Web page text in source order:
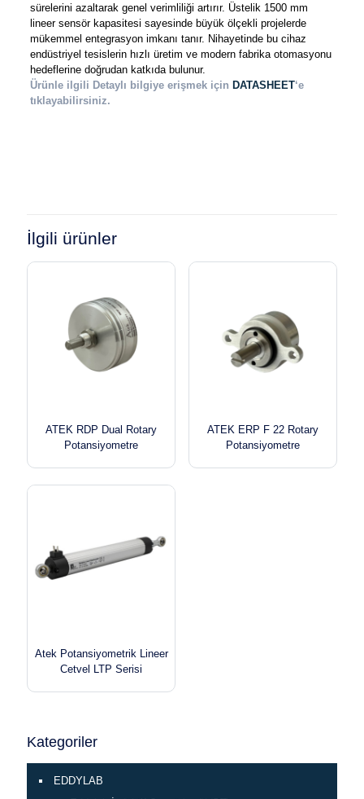
sürelerini azaltarak genel verimliliği artırır. Üstelik 1500 mm
lineer sensörkapasitesi sayesinde büyük ölçekli projelerde
mükemmel entegrasyon imkanı tanır. Nihayetinde bu cihaz
endüstriyel tesislerin hızlı üretim ve modern fabrika otomasyonu
hedeflerine doğrudan katkıda bulunur.
Ürünle ilgili Detaylı bilgiye erişmek için DATASHEET‘e
tıklayabilirsiniz.
İlgili ürünler
ATEK RDP Dual Rotary
Potansiyometre
ATEK ERP F 22 Rotary
Potansiyometre
Atek Potansiyometrik Lineer
Cetvel LTP Serisi
Kategoriler
EDDYLAB